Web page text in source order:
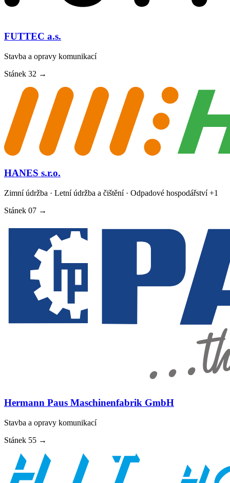
FUTTEC a.s.
Stavba a opravy komunikací
Stánek 32 →
HANES s.r.o.
Zimní údržba · Letní údržba a čištění · Odpadové hospodářství+1
Stánek 07 →
Hermann Paus Maschinenfabrik GmbH
Stavba a opravy komunikací
Stánek 55 →